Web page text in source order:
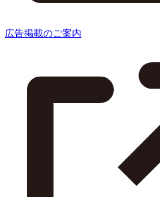
広告掲載のご案内